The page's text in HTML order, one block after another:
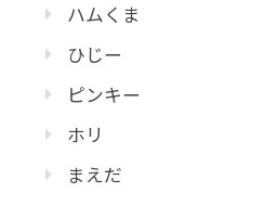
ハムくま
ひじー
ピンキー
ホリ
まえだ